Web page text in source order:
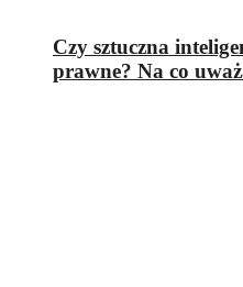
Czy sztuczna
prawne? Na co